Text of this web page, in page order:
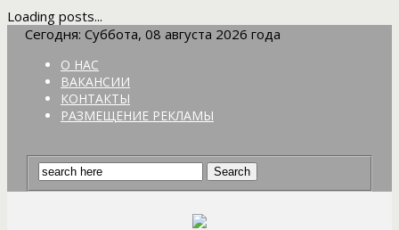
Loading posts...
Сегодня: Суббота, 08 августа 2026 года
О НАС
ВАКАНСИИ
КОНТАКТЫ
РАЗМЕЩЕНИЕ РЕКЛАМЫ